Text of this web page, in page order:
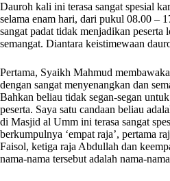
Dauroh kali ini terasa sangat spesial
selama enam hari, dari pukul 08.00 –
sangat padat tidak menjadikan peserta
semangat. Diantara keistimewaan
Pertama, Syaikh Mahmud
dengan sangat menyenangkan dan
Bahkan beliau tidak segan-segan
peserta. Saya satu candaan beliau
di Masjid al Umm ini terasa sangat
berkumpulnya ‘empat raja’, pertama
Faisol, ketiga raja Abdullah dan
nama-nama tersebut adalah nama-